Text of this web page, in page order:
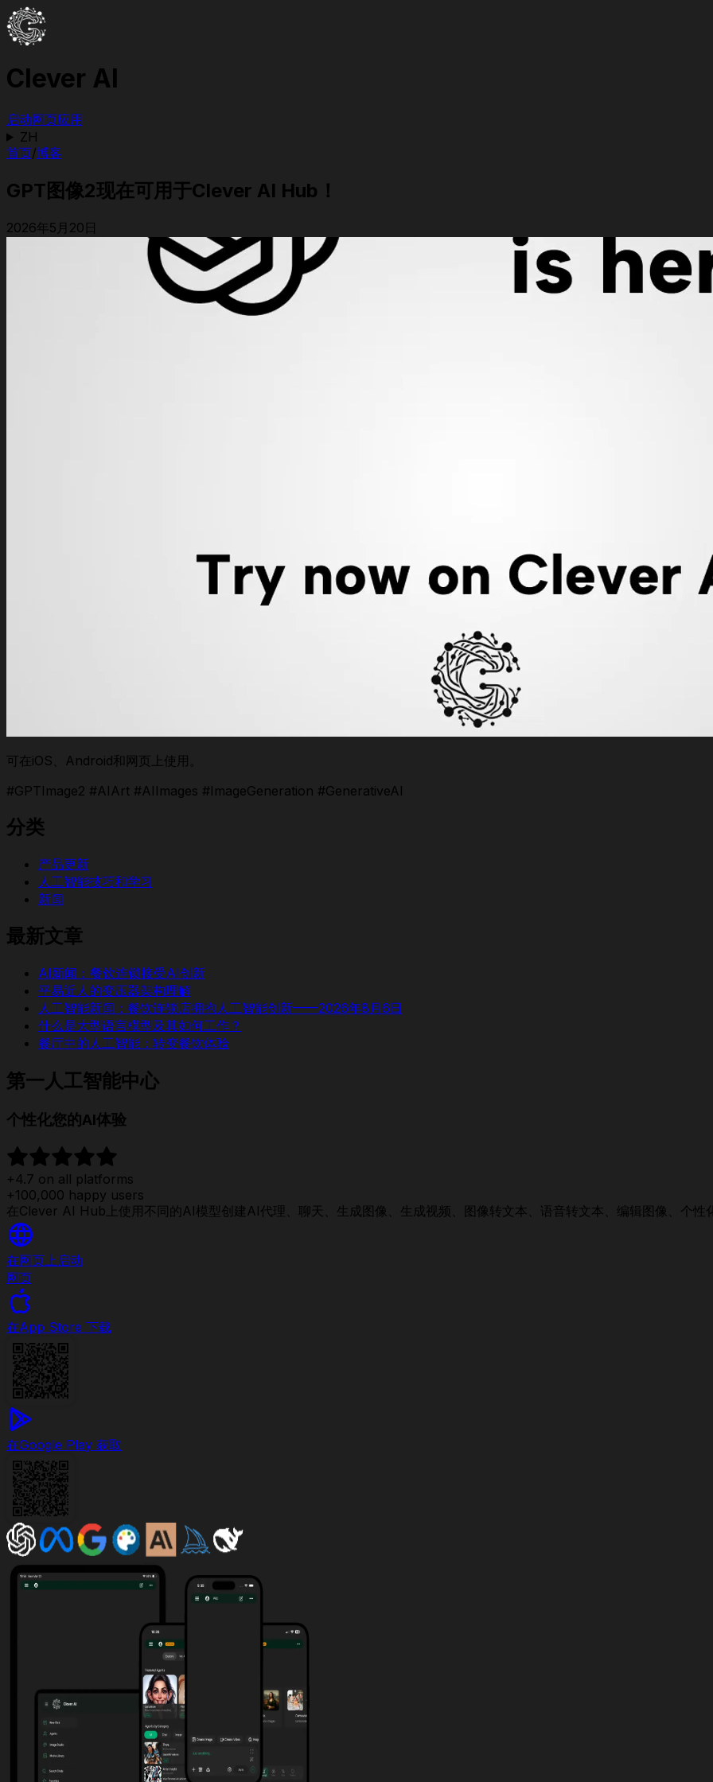
Clever AI
启动网页应用
ZH
首页/博客
GPT图像2现在可用于Clever AI Hub！
2026年5月20日
可在iOS、Android和网页上使用。
#GPTImage2 #AIArt #AIImages #ImageGeneration #GenerativeAI
分类
产品更新
人工智能技巧和学习
新闻
最新文章
AI新闻：餐饮连锁接受AI创新
平易近人的变压器架构理解
人工智能新闻：餐饮连锁店拥抱人工智能创新——2026年8月6日
什么是大型语言模型及其如何工作？
餐厅中的人工智能：转变餐饮体验
第一人工智能中心
个性化您的AI体验
+4.7 on all platforms
+100,000 happy users
在Clever AI Hub上使用不同的AI模型创建AI代理、聊天、生成图像、生成视频、图像转文本、语音转文本、编辑图像、个性
在网页上启动
网页
在App Store 下载
在Google Play 获取